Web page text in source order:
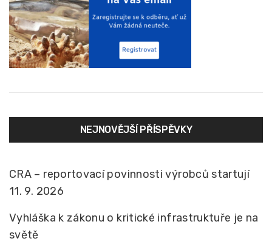
NEJNOVĚJŠÍ PŘÍSPĚVKY
CRA – reportovací povinnosti výrobců startují
11. 9. 2026
Vyhláška k zákonu o kritické infrastruktuře je na
světě